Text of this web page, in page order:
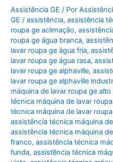
Assistência GE / Por
GE/assistência,assistência
roupa ge aclimação,
roupa ge água branca,
lavar roupa ge água fria,
lavar roupa ge água rasa,
lavar roupa ge alphaville,
lavar roupa ge alphaville
máquina de lavar roupa ge
técnica máquina de lavar
técnica máquina de lavar
assistência técnica máquina
assistência técnica máquina
franco,assistência técnica
funda,assistência técnica